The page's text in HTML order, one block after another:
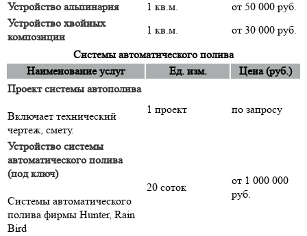
Устройство альпинария
1 кв.м.
от 50 000 руб.
Устройство хвойных
композиции
1 кв.м.
от 30 000 руб.
Системы автоматического полива
Наименование услуг
Ед. изм.
Цена (руб.)
Проект системы автополива
Включает технический
чертеж, смету.
1 проект по запросу
Устройство системы
автоматического полива
(под ключ)
Системы автоматического
полива фирмы Hunter, Rain
Bird
20 соток
от 1 000 000
руб.